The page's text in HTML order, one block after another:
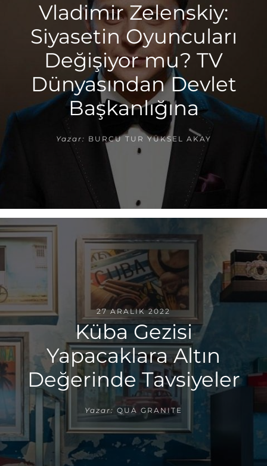
Vladimir Zelenskiy:
Siyasetin Oyuncuları
Değişiyor mu? TV
Dünyasından Devlet
Başkanlığına
Yazar: BURCU TUR YÜKSEL AKAY
27 ARALIK 2022
Küba Gezisi
Yapacaklara Altın
Değerinde Tavsiyeler
Yazar: QUA GRANITE